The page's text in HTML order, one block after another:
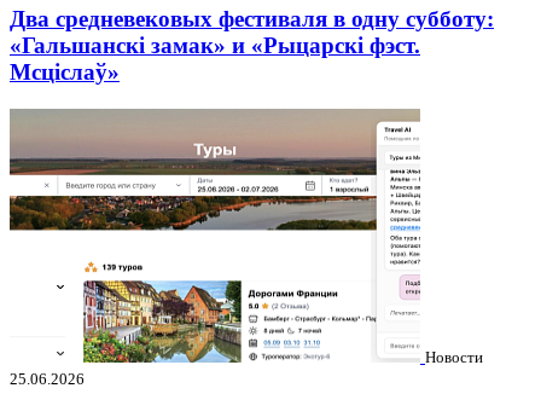
Два средневековых фестиваля в одну субботу:
«Гальшанскі замак» и «Рыцарскі фэст.
Мсціслаў»
Новости
25.06.2026